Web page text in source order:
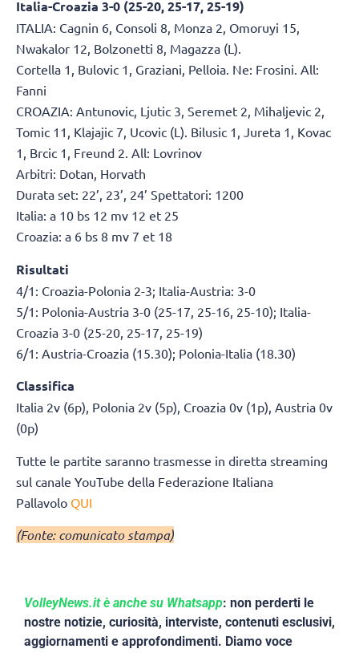
Italia-Croazia 3-0 (25-20, 25-17, 25-19)
ITALIA: Cagnin 6, Consoli 8, Monza 2, Omoruyi 15,
Nwakalor 12, Bolzonetti 8, Magazza (L).
Cortella 1, Bulovic 1, Graziani, Pelloia. Ne: Frosini. All:
Fanni
CROAZIA: Antunovic, Ljutic 3, Seremet 2, Mihaljevic 2,
Tomic 11, Klajajic 7, Ucovic (L). Bilusic 1, Jureta 1, Kovac
1, Brcic 1, Freund 2. All: Lovrinov
Arbitri: Dotan, Horvath
Durata set: 22’, 23’, 24’ Spettatori: 1200
Italia: a 10 bs 12 mv 12 et 25
Croazia: a 6 bs 8 mv 7 et 18
Risultati
4/1: Croazia-Polonia 2-3; Italia-Austria: 3-0
5/1: Polonia-Austria 3-0 (25-17, 25-16, 25-10); Italia-
Croazia 3-0 (25-20, 25-17, 25-19)
6/1: Austria-Croazia (15.30); Polonia-Italia (18.30)
Classifica
Italia 2v (6p), Polonia 2v (5p), Croazia 0v (1p), Austria 0v
(0p)
Tutte le partite saranno trasmesse in diretta streaming
sul canale YouTube della Federazione Italiana
Pallavolo QUI
(Fonte: comunicato stampa)
VolleyNews.it è anche su Whatsapp: non perderti le
nostre notizie, curiosità, interviste, contenuti esclusivi,
aggiornamenti e approfondimenti. Diamo voce